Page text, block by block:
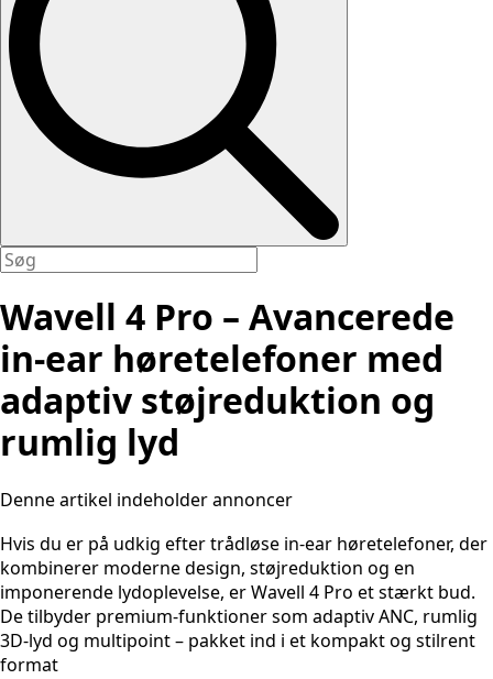
Wavell 4 Pro – Avancerede
in-ear høretelefoner med
adaptiv støjreduktion og
rumlig lyd
Denne artikel indeholder annoncer
Hvis du er på udkig efter trådløse in-ear høretelefoner, der
kombinerer moderne design, støjreduktion og en
imponerende lydoplevelse, er Wavell 4 Pro et stærkt bud.
De tilbyder premium-funktioner som adaptiv ANC, rumlig
3D-lyd og multipoint – pakket ind i et kompakt og stilrent
format